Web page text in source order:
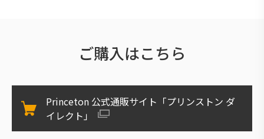
ご購入はこちら
Princeton 公式通販サイト「プリンストン ダ
イレクト」